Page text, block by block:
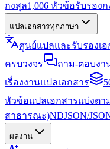
กงสุล1,006 หัวข้อรับรอง
แปลเอกสารทุกภาษา
ศูนย์แปลและรับรองเอ
ครบวงจร
ถาม-ตอบงา
เรื่องงานแปลเอกสาร
หัวข้อแปลเอกสารแบ่งตา
สาธารณะ)NDJSON/
ผลงาน